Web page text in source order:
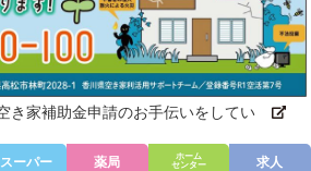
き家補助金申請のお手伝いをしてい
スーパー 薬局
ホーム
センター
求人